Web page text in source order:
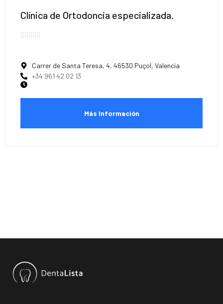
Clínica de Ortodoncia especializada.
    
Carrer de Santa Teresa, 4, 46530 Puçol, Valencia
+34 961 42 02 13
Más Información